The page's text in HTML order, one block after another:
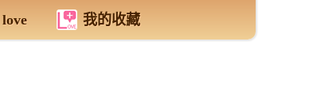
love 我的收藏